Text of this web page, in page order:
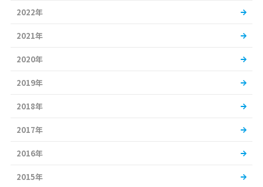
2022年
2021年
2020年
2019年
2018年
2017年
2016年
2015年